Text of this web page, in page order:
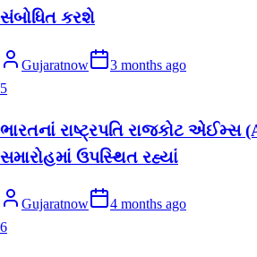
સંબોધિત કરશે
Gujaratnow
3 months ago
5
ભારતનાં રાષ્ટ્રપતિ રાજકોટ એઈમ્સ
સમારોહમાં ઉપસ્થિત રહ્યાં
Gujaratnow
4 months ago
6